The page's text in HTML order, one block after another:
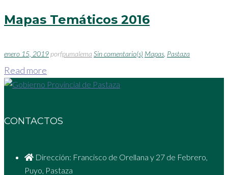
Mapas Temáticos 2016
enero 15, 2019porfpumalema Sin comentario(s) Mapas Pastaza
Read more
CONTACTOS
Dirección: Francisco de Orellana y 27 de Febrero,
Puyo, Pastaza